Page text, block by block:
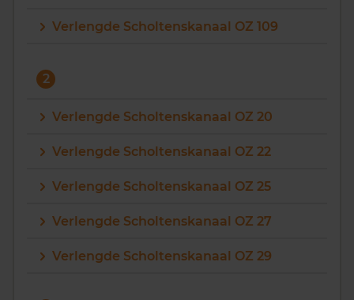
Verlengde Scholtenskanaal OZ 109
2
Verlengde Scholtenskanaal OZ 20
Verlengde Scholtenskanaal OZ 22
Verlengde Scholtenskanaal OZ 25
Verlengde Scholtenskanaal OZ 27
Verlengde Scholtenskanaal OZ 29